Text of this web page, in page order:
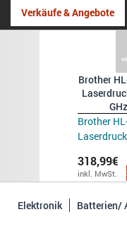
Verkäufe & Angebote
Brother
Brother
318,99€
inkl. MwSt.
Elektronik Batterien/